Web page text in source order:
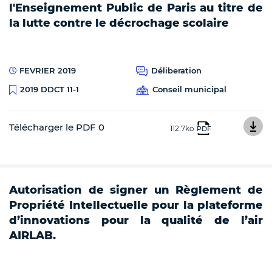
l'Enseignement Public de Paris au titre de
la lutte contre le décrochage scolaire
FEVRIER 2019
Déliberation
2019 DDCT 11-1
Conseil municipal
Télécharger le PDF 0 112.7ko PDF
Autorisation de signer un Règlement de
Propriété Intellectuelle pour la plateforme
d’innovations pour la qualité de l’air
AIRLAB.